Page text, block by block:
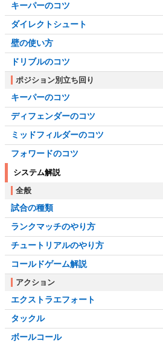
キーパーのコツ
ダイレクトシュート
壁の使い方
ドリブルのコツ
ポジション別立ち回り
キーパーのコツ
ディフェンダーのコツ
ミッドフィルダーのコツ
フォワードのコツ
システム解説
全般
試合の種類
ランクマッチのやり方
チュートリアルのやり方
コールドゲーム解説
アクション
エクストラエフォート
タックル
ボールコール